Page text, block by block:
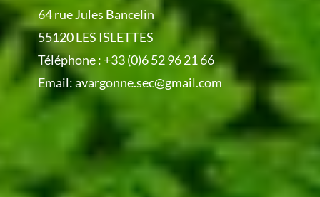
64 rue Jules Bancelin
55120 LES ISLETTES
Téléphone : +33 (0)6 52 96 21 66
Email:avargonne.sec@gmail.com